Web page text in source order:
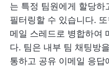
는 특정 팀원에게 할당하
필터링할 수 있습니다.
메일 스레드로 병합하여
다. 팀은 내부 팀 채팅방
통하고 공유 이메일 응답